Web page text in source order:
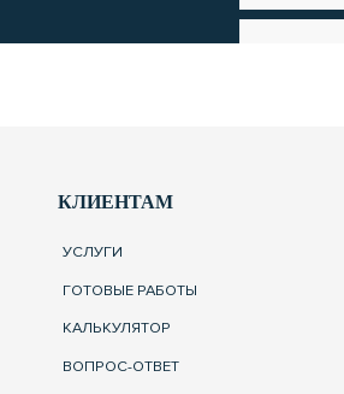
КЛИЕНТАМ
УСЛУГИ
ГОТОВЫЕ РАБОТЫ
КАЛЬКУЛЯТОР
ВОПРОС-ОТВЕТ